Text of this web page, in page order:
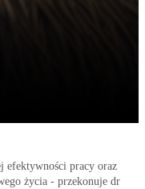
efektywności pracy oraz
życia - przekonuje dr